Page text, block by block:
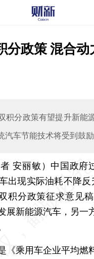
分政策 混合
积分政策有望提升新能
汽车节能技术将受到鼓励
安丽敏） 中国政府
出现实际油耗不降
积分政策征求意见
展新能源汽车，另一
乘用车企业平均燃